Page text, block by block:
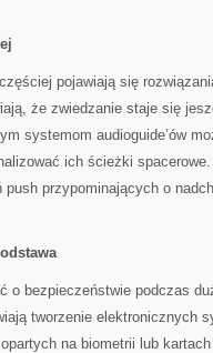
pojawiają się
że zwiedzanie staje się
systemom audioguide’ów
ich ścieżki
przypominających o
o bezpieczeństwie podczas
tworzenie elektronicznych
na biometrii lub